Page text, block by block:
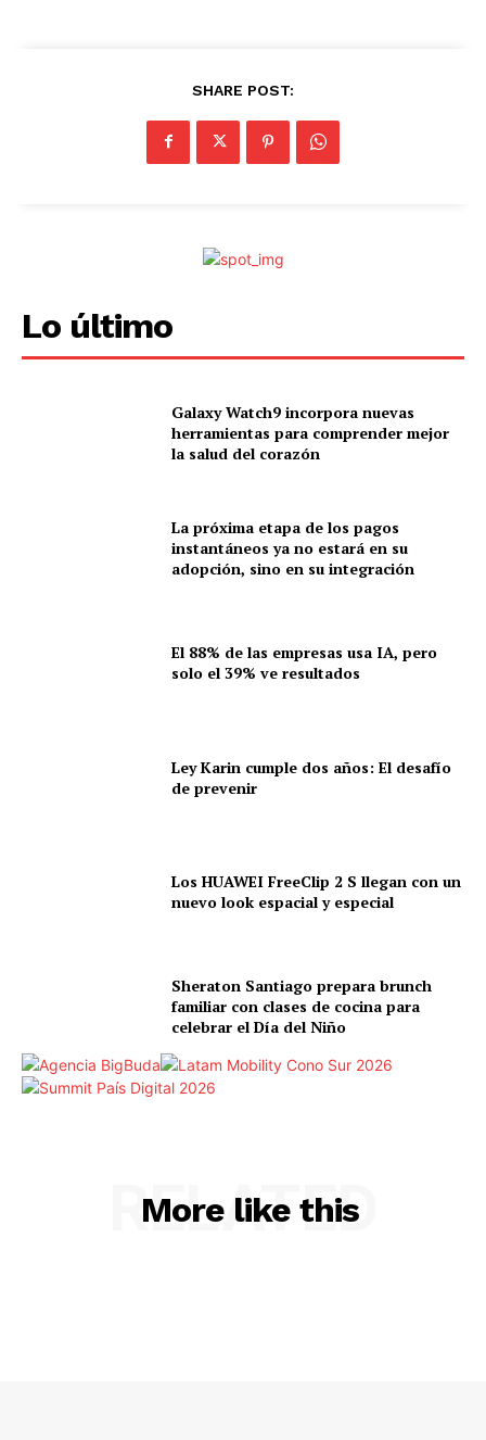
SHARE POST:
Lo último
Galaxy Watch9 incorpora nuevas
herramientas para comprender mejor
la salud del corazón
La próxima etapa de los pagos
instantáneos ya no estará en su
adopción, sino en su integración
El 88% de las empresas usa IA, pero
solo el 39% ve resultados
Ley Karin cumple dos años: El desafío
de prevenir
Los HUAWEI FreeClip 2 S llegan con un
nuevo look espacial y especial
Sheraton Santiago prepara brunch
familiar con clases de cocina para
celebrar el Día del Niño
More like this
RELATED